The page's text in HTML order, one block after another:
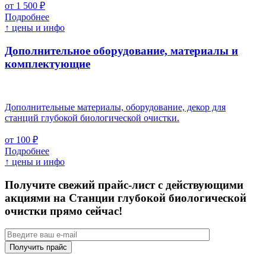
от 1 500 ₽
Подробнее
↑ цены и инфо
Дополнительное оборудование, материалы и
комплектующие
Дополнительные материалы, оборудование, декор для
станций глубокой биологической очистки.
от 100 ₽
Подробнее
↑ цены и инфо
Получите свежий прайс-лист с действующими
акциями на Станции глубокой биологической
очистки прямо сейчас!